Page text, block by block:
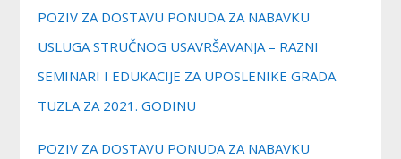
POZIV ZA DOSTAVU PONUDA ZA NABAVKU
USLUGA STRUČNOG USAVRŠAVANJA – RAZNI
SEMINARI I EDUKACIJE ZA UPOSLENIKE GRADA
TUZLA ZA 2021. GODINU
POZIV ZA DOSTAVU PONUDA ZA NABAVKU